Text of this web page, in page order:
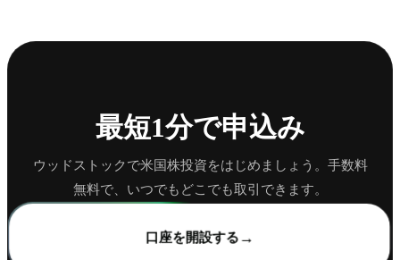
最短1分で申込み
ウッドストックで米国株投資をはじめましょう。手数料
無料で、いつでもどこでも取引できます。
口座を開設する→